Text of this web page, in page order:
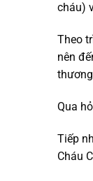
cháu)
Theo
nên
Qua
Tiếp
Cháu